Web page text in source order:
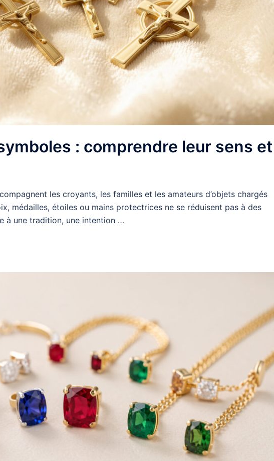
: comprendre leur sens et
les croyants, les familles et les amateurs d’objets chargés
médailles, étoiles ou mains protectrices ne se réduisent pas à des
à une tradition, une intention …